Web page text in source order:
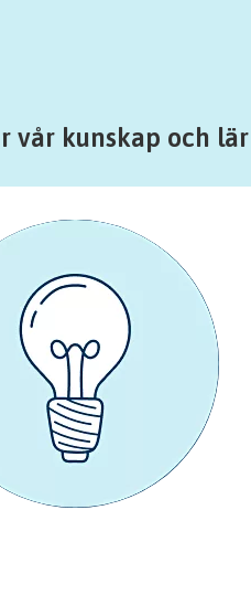
vår kunskap och